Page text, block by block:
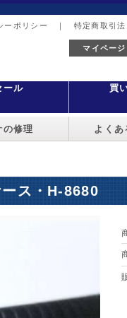
ーポリシー
｜ 特定商取引
マイページ
ール 買
の修理 よくあ
ス・H-8680